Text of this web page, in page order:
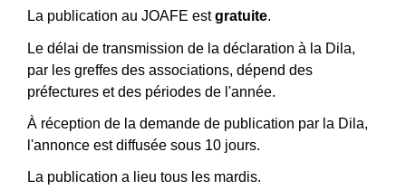
La publication au JOAFE estgratuite.
Le délai de transmission de la déclaration à la Dila,
par les greffes des associations, dépend des
préfectures et des périodes de l'année.
À réception de la demande de publication par la Dila,
l'annonce est diffusée sous 10 jours.
La publication a lieu tous les mardis.